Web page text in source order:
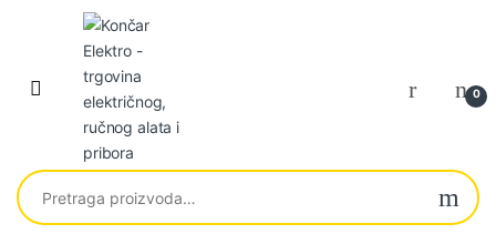
Skip to navigation
Skip to content
0
Pretraga za: